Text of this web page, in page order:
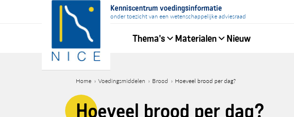
Kenniscentrum voedingsinformatie
onder toezicht van een wetenschappelijke adviesraad
Thema's Materialen Nieuw
Kruimelpad
Home Voedingsmiddelen Brood Hoeveel brood per dag?
Hoeveel brood per dag?